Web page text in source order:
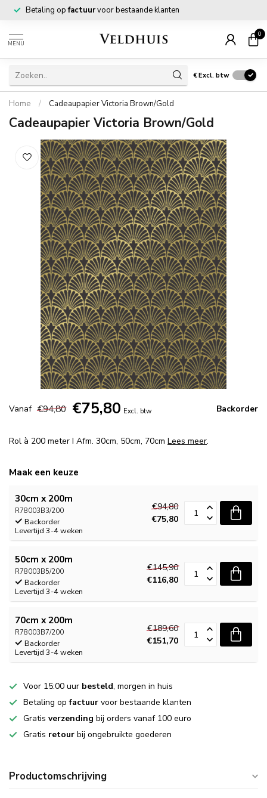
Betaling opfactuurvoor bestaande klanten
MENU
0
€Excl. btw
Home / Cadeaupapier Victoria Brown/Gold
Cadeaupapier Victoria Brown/Gold
Vanaf €94,80 €75,80 Excl. btw Backorder
Rol à 200 meter I Afm. 30cm, 50cm, 70cm Lees meer.
Maak een keuze
30cm x 200m
R78003B3/200
Backorder
Levertijd 3-4 weken
€94,80
€75,80
50cm x 200m
R78003B5/200
Backorder
Levertijd 3-4 weken
€145,90
€116,80
70cm x 200m
R78003B7/200
Backorder
Levertijd 3-4 weken
€189,60
€151,70
Voor 15:00 uur besteld, morgen in huis
Betaling opfactuur voor bestaande klanten
Gratis verzending bij orders vanaf 100 euro
Gratis retour bij ongebruikte goederen
Productomschrijving